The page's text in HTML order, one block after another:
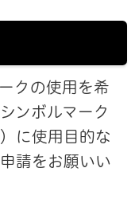
クの使用を希
ンボルマーク
に使用目的な
請をお願いい